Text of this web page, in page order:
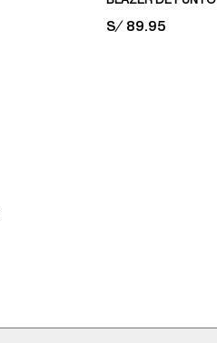
PRICE:
S/ 89.95